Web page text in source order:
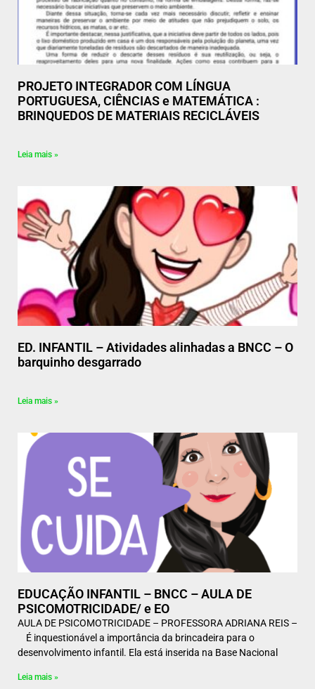
PROJETO INTEGRADOR COM LÍNGUA
PORTUGUESA, CIÊNCIAS e MATEMÁTICA :
BRINQUEDOS DE MATERIAIS RECICLÁVEIS
Leia mais »
ED. INFANTIL – Atividades alinhadas a BNCC – O
barquinho desgarrado
Leia mais »
EDUCAÇÃO INFANTIL – BNCC – AULA DE
PSICOMOTRICIDADE/ e EO
AULA DE PSICOMOTRICIDADE – PROFESSORA ADRIANA REIS –
É inquestionável a importância da brincadeira para o
desenvolvimento infantil. Ela está inserida na Base Nacional
Leia mais »